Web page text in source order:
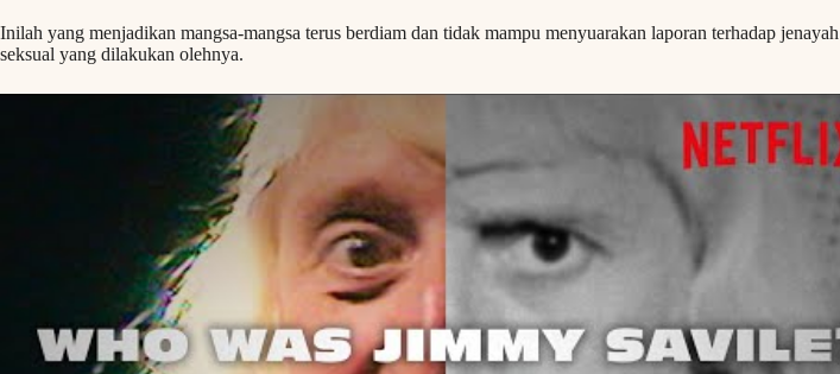
Inilah yang menjadikan mangsa-mangsa terus berdiam dan tidak mampu menyuarakan laporan terhadap jenayah
seksual yang dilakukan olehnya.